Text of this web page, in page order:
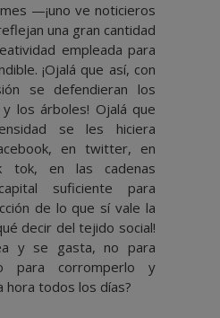
—¡uno ve noticieros
una gran cantidad
empleada para
¡Ojalá que así, con
se defendieran los
los árboles! Ojalá que
se les hiciera
en twitter, en
tok, en las cadenas
suficiente para
de lo que sí vale la
decir del tejido social!
y se gasta, no para
para corromperlo y
hora todos los días?